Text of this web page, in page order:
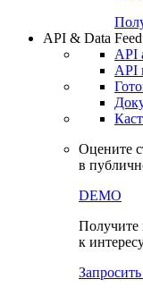
API & Data Feed
API
API
Оцените
в
DEMO
Получите
к